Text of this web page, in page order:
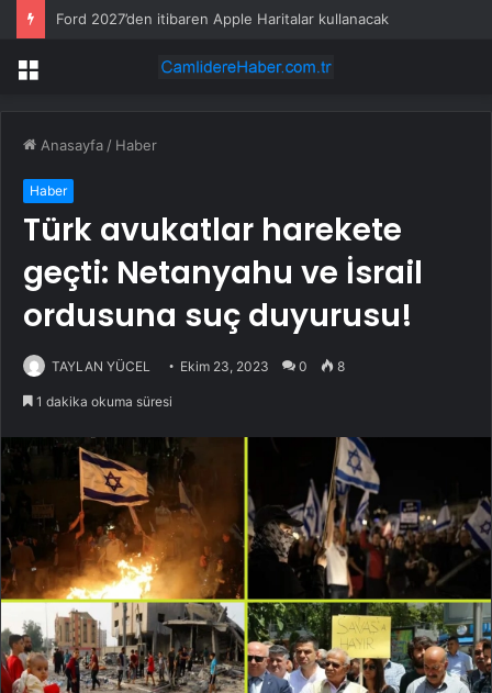
Ford 2027’den itibaren Apple Haritalar kullanacak
Menü
Anasayfa / Haber
Haber
Türk avukatlar harekete
geçti: Netanyahu ve İsrail
ordusuna suç duyurusu!
TAYLAN YÜCEL Ekim 23, 2023 0 8
1 dakika okuma süresi